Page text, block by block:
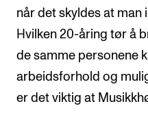
når det skyldes at
Hvilken 20-åring tør å
de samme personene
arbeidsforhold og
er det viktig at